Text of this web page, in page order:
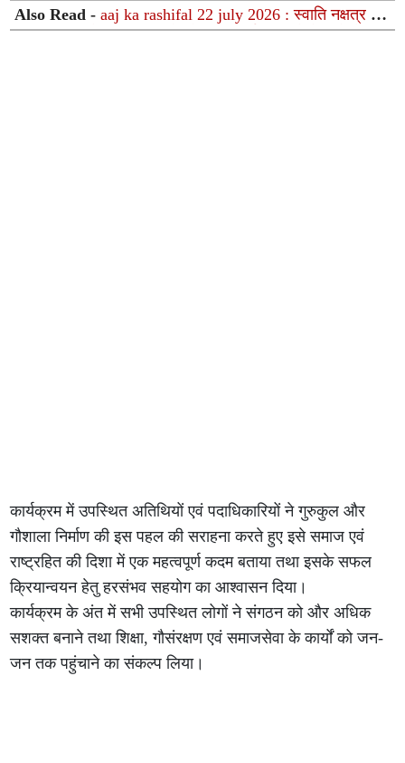
Also Read -aaj ka rashifal 22 july 2026 : स्वाति नक्षत्र में
चंद्रमा का प्रवेश; इन राशियों को 24 जुलाई तक बड़े फैसलों से
कार्यक्रम में उपस्थित अतिथियों एवं पदाधिकारियों ने गुरुकुल और
गौशाला निर्माण की इस पहल की सराहना करते हुए इसे समाज एवं
राष्ट्रहित की दिशा में एक महत्वपूर्ण कदम बताया तथा इसके सफल
क्रियान्वयन हेतु हरसंभव सहयोग का आश्वासन दिया।
कार्यक्रम के अंत में सभी उपस्थित लोगों ने संगठन को और अधिक
सशक्त बनाने तथा शिक्षा, गौसंरक्षण एवं समाजसेवा के कार्यों को जन-
जन तक पहुंचाने का संकल्प लिया।